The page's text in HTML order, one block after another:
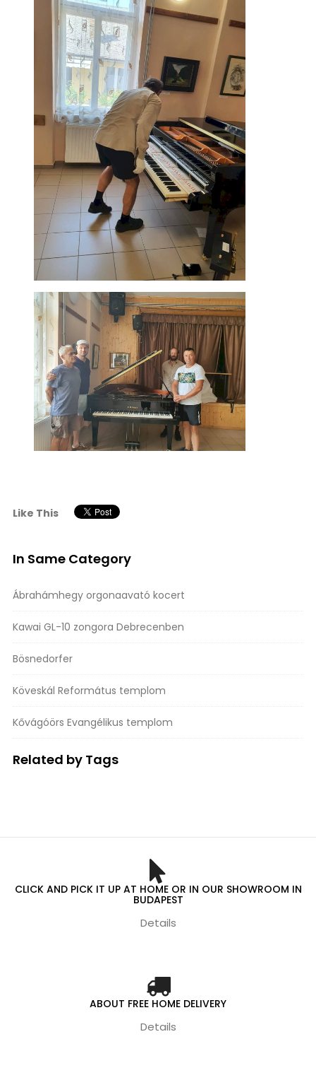
Like This
In Same Category
Ábrahámhegy orgonaavató kocert
Kawai GL-10 zongora Debrecenben
Bösnedorfer
Köveskál Református templom
Kővágóörs Evangélikus templom
Related by Tags
CLICK AND PICK IT UP AT HOME OR IN OUR SHOWROOM IN
BUDAPEST
Details
ABOUT FREE HOME DELIVERY
Details